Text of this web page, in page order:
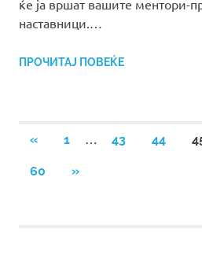
ќе ја вршат вашите ментори-
наставници.…
ПРОЧИТАЈ ПОВЕЌЕ
Posts
pagination
«PREVIOUS
1 … 43 44
60
NEXT
»